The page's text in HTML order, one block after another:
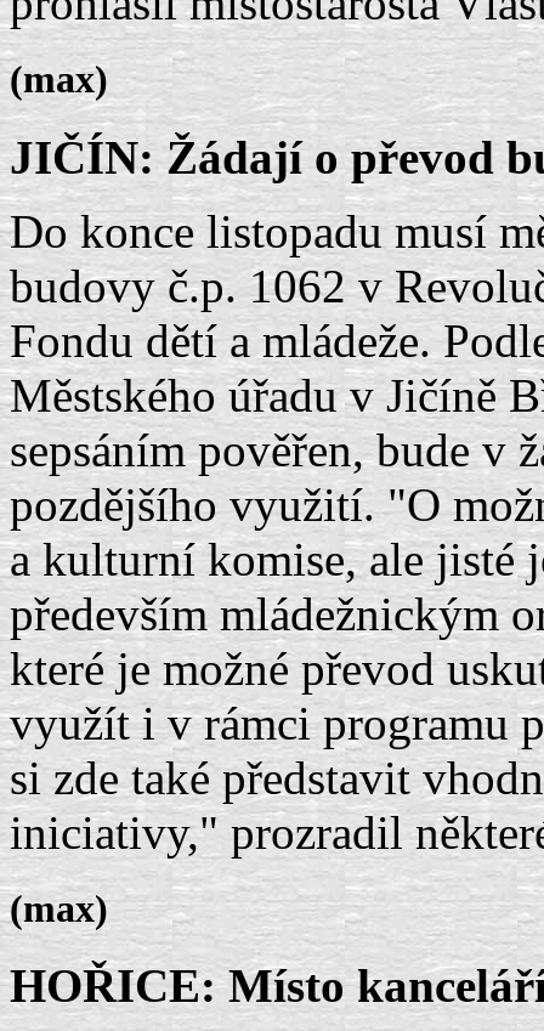
(max)
JIČÍN: Žádají o převod
Do konce listopadu musí
budovy č.p. 1062 v
Fondu dětí a mládeže.
Městského úřadu v Jičíně
sepsáním pověřen, bude v
pozdějšího využití. "O
a kulturní komise, ale jisté
především mládežnickým
které je možné převod
využít i v rámci programu
si zde také představit
iniciativy," prozradil
(max)
HOŘICE: Místo